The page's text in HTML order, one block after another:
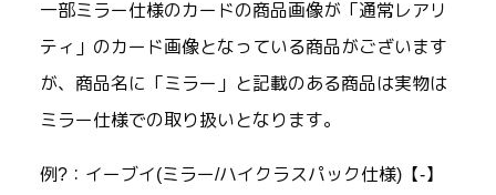
一部ミラー仕様のカードの商品画像が「通常レアリ
ティ」のカード画像となっている商品がございます
が、商品名に「ミラー」と記載のある商品は実物は
ミラー仕様での取り扱いとなります。
例?：イーブイ(ミラー/ハイクラスパック仕様)【-】